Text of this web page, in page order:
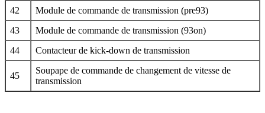
42
Module de commande de transmission (pre93)
43
Module de commande de transmission (93on)
44
Contacteur de kick-down de transmission
45
Soupape de commande de changement de vitesse de
transmission